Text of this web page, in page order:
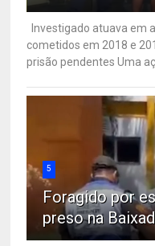
Investigado atuava em
cometidos em 2018 e
prisão pendentes Uma
5
Foragido por
preso na